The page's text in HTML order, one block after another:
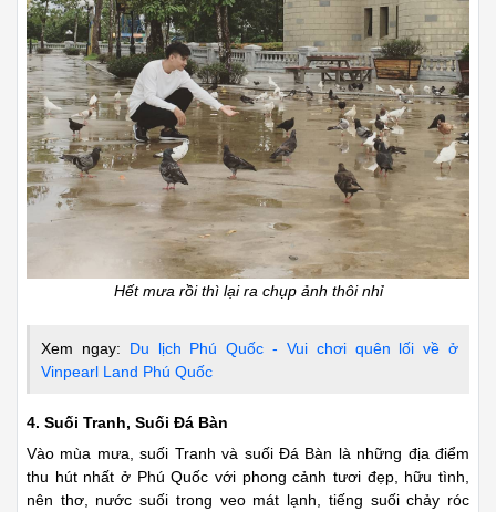
Hết mưa rồi thì lại ra chụp ảnh thôi nhỉ
Xem ngay: Du lịch Phú Quốc - Vui chơi quên lối về ở
Vinpearl Land Phú Quốc
4. Suối Tranh, Suối Đá Bàn
Vào mùa mưa, suối Tranh và suối Đá Bàn là những địa điểm
thu hút nhất ở Phú Quốc với phong cảnh tươi đẹp, hữu tình,
nên thơ, nước suối trong veo mát lạnh, tiếng suối chảy róc